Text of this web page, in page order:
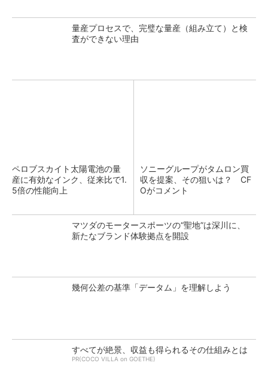
量産プロセスで、完璧な量産（組み立て）と検
査ができない理由
ペロブスカイト太陽電池の量
産に有効なインク、従来比で1.
5倍の性能向上
ソニーグループがタムロン買
収を提案、その狙いは？ CF
Oがコメント
マツダのモータースポーツの“聖地”は深川に、
新たなブランド体験拠点を開設
幾何公差の基準「データム」を理解しよう
すべてが絶景、収益も得られるその仕組みとは
PR(COCO VILLA on GOETHE)